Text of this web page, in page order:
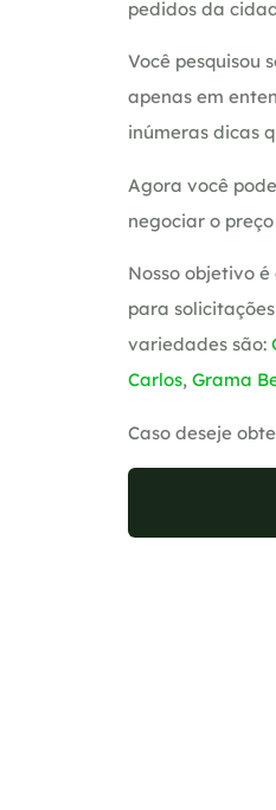
pedidos da
Você pesquisou
apenas em
inúmeras dicas
Agora você
negociar o
Nosso objetivo
para
variedades são:
Carlos, Grama
Caso deseje